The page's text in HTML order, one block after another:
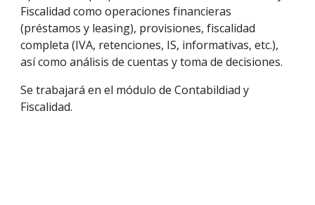
Fiscalidad como operaciones financieras
(préstamos y leasing), provisiones, fiscalidad
completa (IVA, retenciones, IS, informativas, etc.),
así como análisis de cuentas y toma de decisiones.
Se trabajará en el módulo de Contabildiad y
Fiscalidad.